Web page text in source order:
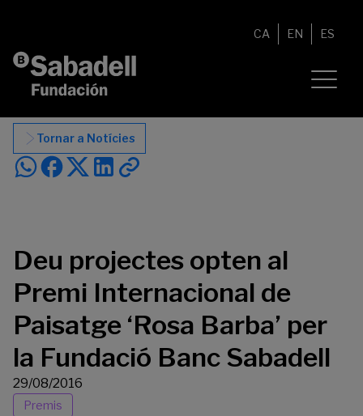
CA EN ES
Tornar a Notícies
Deu projectes opten al
Premi Internacional de
Paisatge ‘Rosa Barba’ per
la Fundació Banc Sabadell
29/08/2016
Premis